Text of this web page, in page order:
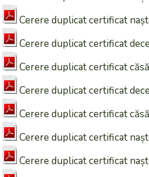
Cerere duplicat certificat
Cerere duplicat certificat
Cerere duplicat certificat
Cerere duplicat certificat
Cerere duplicat certificat
Cerere duplicat certificat
Cerere duplicat certificat